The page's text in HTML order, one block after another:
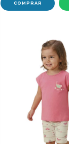
COMPRAR